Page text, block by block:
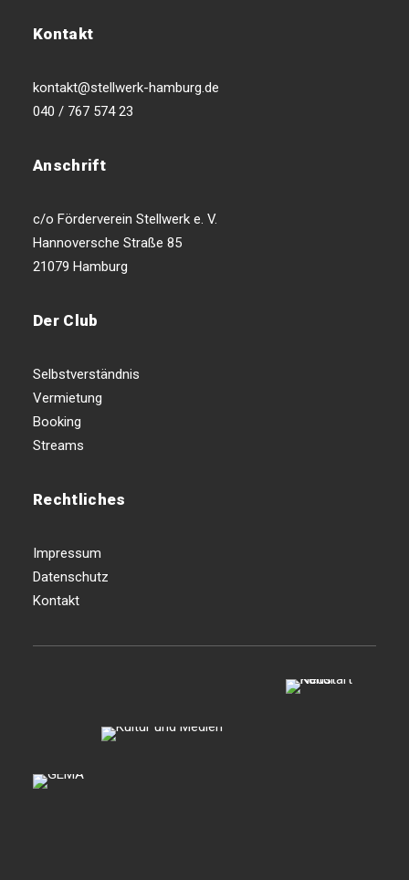
Kontakt
kontakt@stellwerk-hamburg.de
040 / 767 574 23
Anschrift
c/o Förderverein Stellwerk e. V.
Hannoversche Straße 85
21079 Hamburg
Der Club
Selbstverständnis
Vermietung
Booking
Streams
Rechtliches
Impressum
Datenschutz
Kontakt